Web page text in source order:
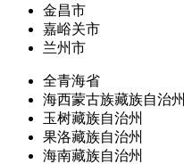
金昌市
嘉峪关市
兰州市
全青海省
海西蒙古族藏族自治州
玉树藏族自治州
果洛藏族自治州
海南藏族自治州